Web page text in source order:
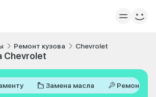
Ремонт кузова Chevrolet
Chevrolet
Замена масла Ремонт